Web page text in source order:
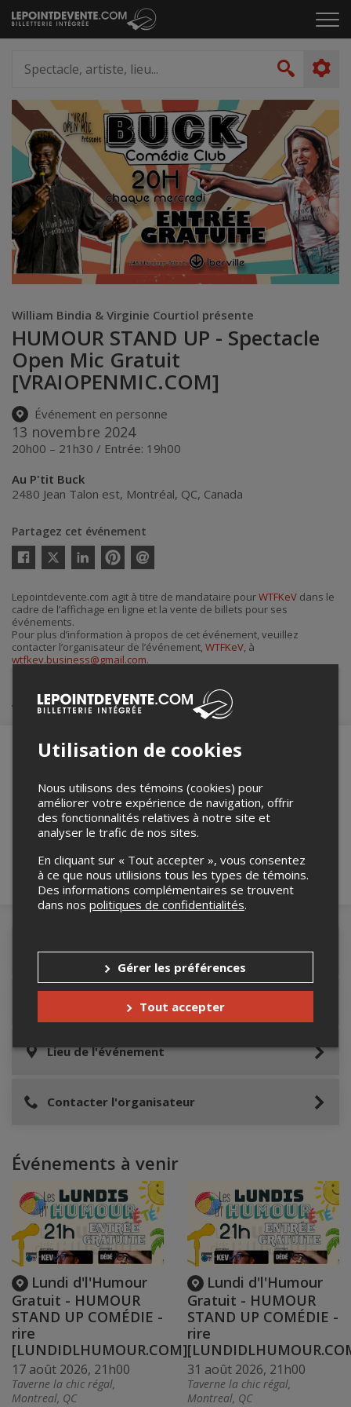
Passer
au
le
artiste,
lieu...
William Bindia & Virginie Courtiol présente
HUMOUR STAND UP - Spectacle
Open Mic Gratuit
[VRAIOPENMIC.COM]
Événement en personne
13 novembre 2024
20h00 – 21h30 / Entrée: 19h00
Au P'tit Buck
2480 Jean Talon est, Montréal, QC, Canada
Partagez cet événement
Twitter
courriel
Lepointdevente.com agit à titre de mandataire pourWTFKeV dans le
cadre de l’affichage en ligne et la vente de billets pour ses
événements.
Pour plus d’information à propos de cet événement, veuillez
contacter l’organisateur de l’événement, WTFKeV, à
wtfkev.business@gmail.com.
Achat de billets
Merci de confirmer que vous n'êtes pas un
robot ci-bas.
Détails de l'événement
Accès au site de l'événement
Lieu de l'événement
Contacter l'organisateur
Événements à venir
Lundi d'l'Humour
Gratuit - HUMOUR
STAND UP COMÉDIE -
rire
[LUNDIDLHUMOUR.COM]
17 août 2026, 21h00
Taverne la chic régal,
Montreal, QC
Lundi d'l'Humour
Gratuit - HUMOUR
STAND UP COMÉDIE -
rire
31 août 2026, 21h00
Taverne la chic régal,
Montreal, QC
Utilisation de cookies
Nous utilisons des témoins (cookies) pour
améliorer votre expérience de navigation, offrir
des fonctionnalités relatives à notre site et
analyser le trafic de nos sites.
En cliquant sur « Tout accepter », vous consentez
à ce que nous utilisions tous les types de témoins.
Des informations complémentaires se trouvent
dans nos politiques de confidentialités.
Gérer les préférences
Tout accepter